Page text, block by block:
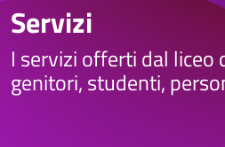
Servizi
I servizi offerti dal liceo
genitori, studenti,